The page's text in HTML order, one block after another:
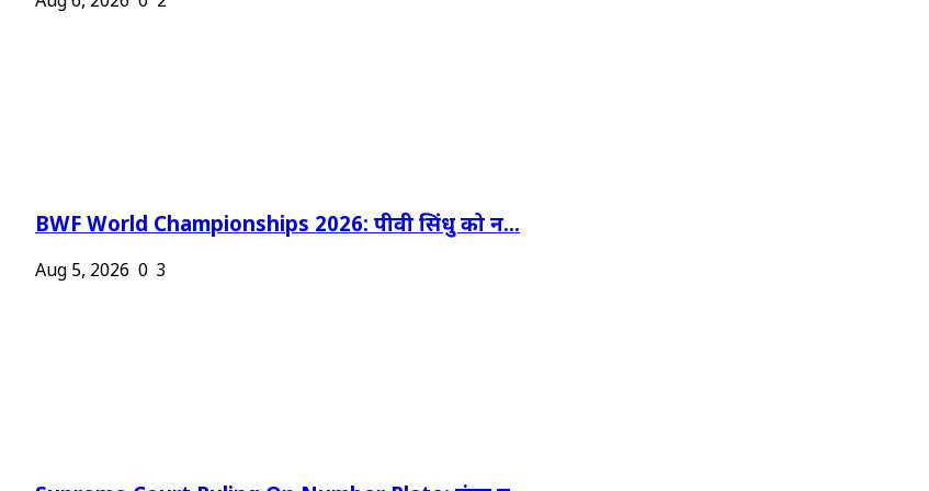
BWF World Championships 2026: पीवी सिंधु को न...
Aug 5, 2026 0 3